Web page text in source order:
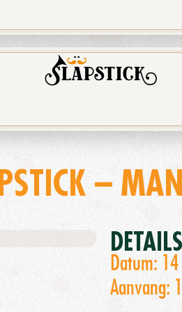
–
Datum:
Aanvang: